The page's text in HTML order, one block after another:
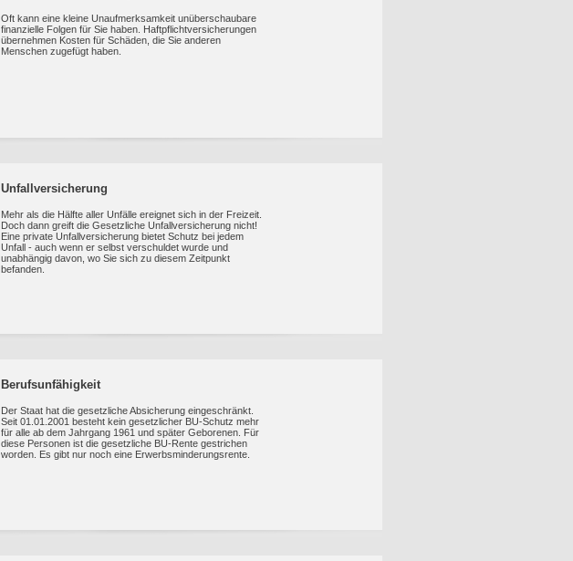
Oft kann eine kleine Unaufmerksamkeit unüberschaubare
finanzielle Folgen für Sie haben. Haftpflichtversicherungen
übernehmen Kosten für Schäden, die Sie anderen
Menschen zugefügt haben.
Unfallversicherung
Mehr als die Hälfte aller Unfälle ereignet sich in der Freizeit.
Doch dann greift die Gesetzliche Unfall­versicherung nicht!
Eine private Unfall­versicherung bietet Schutz bei jedem
Unfall - auch wenn er selbst verschuldet wurde und
unabhängig davon, wo Sie sich zu diesem Zeitpunkt
befanden.
Berufsunfähigkeit
Der Staat hat die gesetzliche Absicherung eingeschränkt.
Seit 01.01.2001 besteht kein gesetzlicher BU-Schutz mehr
für alle ab dem Jahrgang 1961 und später Geborenen. Für
diese Personen ist die gesetzliche BU-Rente gestrichen
worden. Es gibt nur noch eine Erwerbsminderungsrente.